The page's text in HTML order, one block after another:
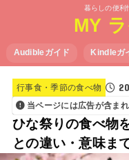
暮らしの便利
MY
Audibleガイド Kindleガ
行事食・季節の食べ物
当ページには広告が含まれ
ひな祭りの食べ物
との違い・意味ま